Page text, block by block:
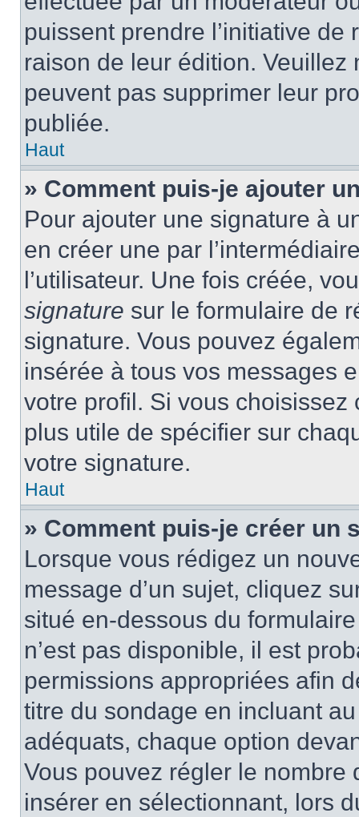
puissent prendre l’initiative
raison de leur édition.
peuvent pas supprimer leur
publiée.
Haut
» Comment puis-je ajouter
Pour ajouter une signature à
en créer une par
l’utilisateur. Une fois créée,
signature sur le formulaire de
signature. Vous pouvez
insérée à tous vos messages
votre profil. Si vous
plus utile de spécifier sur
votre signature.
Haut
» Comment puis-je créer un
Lorsque vous rédigez un
message d’un sujet, cliquez
situé en-dessous du
n’est pas disponible, il est
permissions appropriées afin
titre du sondage en incluant
adéquats, chaque option
Vous pouvez régler le nombre
insérer en sélectionnant, lors